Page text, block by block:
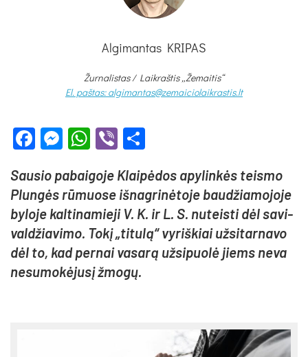
Algimantas KRIPAS
Žurnalistas / Laikraštis „Žemaitis“
El. paštas: algimantas@zemaiciolaikrastis.lt
Facebook
Messenger
WhatsApp
Viber
Sau­sio pa­bai­go­je Klai­pė­dos apy­lin­kės teis­mo
Plun­gės rū­muo­se iš­nag­ri­nė­to­je bau­džia­mo­jo­je
by­lo­je kal­ti­na­mie­ji V. K. ir L. S. nu­teis­ti dėl sa­vi­
val­džia­vi­mo. To­kį „ti­tu­lą“ vy­riš­kiai už­si­tar­na­vo
dėl to, kad per­nai va­sa­rą už­si­puo­lė jiems ne­va
ne­su­mo­kė­ju­sį žmo­gų.